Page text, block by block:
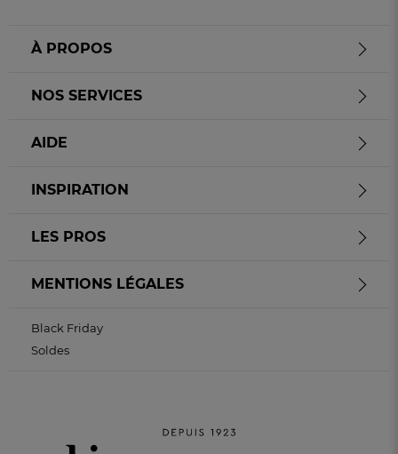
À PROPOS
NOS SERVICES
AIDE
INSPIRATION
LES PROS
MENTIONS LÉGALES
Black Friday
Soldes